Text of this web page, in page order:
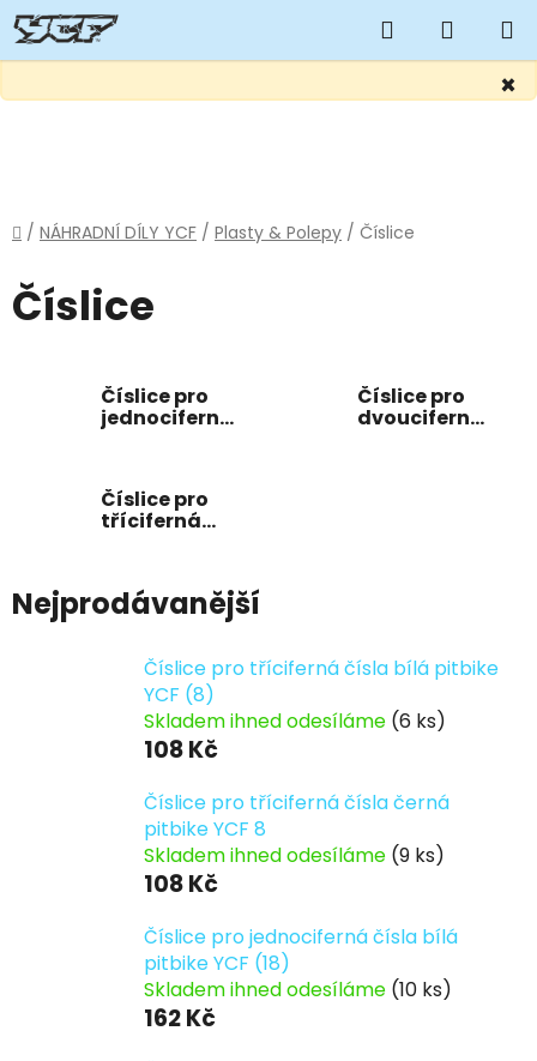
×
Hledat
KOŠÍK
Domů
/ NÁHRADNÍ DÍLY YCF / Plasty & Polepy / Číslice
Číslice
Číslice pro
jednociferná
Číslice pro
dvouciferná
Číslice pro
tříciferná
Nejprodávanější
Číslice pro tříciferná čísla bílá pitbike
YCF (8)
Skladem ihned odesíláme (6 ks)
108 Kč
Číslice pro tříciferná čísla černá
pitbike YCF 8
Skladem ihned odesíláme (9 ks)
108 Kč
Číslice pro jednociferná čísla bílá
pitbike YCF (18)
Skladem ihned odesíláme (10 ks)
162 Kč